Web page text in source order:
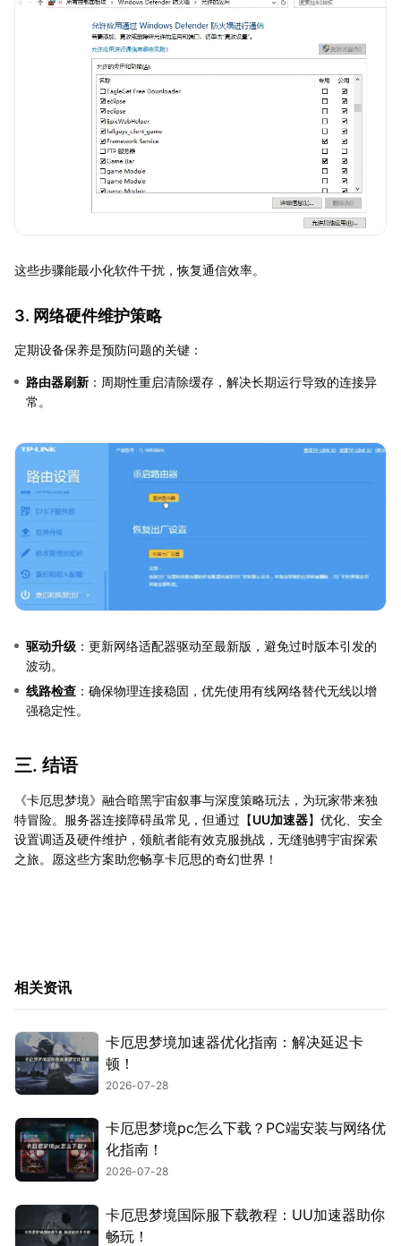
这些步骤能最小化软件干扰，恢复通信效率。
3. 网络硬件维护策略
定期设备保养是预防问题的关键：
路由器刷新 ：周期性重启清除缓存，解决长期运行导致的连接异
常。
驱动升级 ：更新网络适配器驱动至最新版，避免过时版本引发的
波动。
线路检查 ：确保物理连接稳固，优先使用有线网络替代无线以增
强稳定性。
三. 结语
《卡厄思梦境》融合暗黑宇宙叙事与深度策略玩法，为玩家带来独
特冒险。服务器连接障碍虽常见，但通过【UU加速器】优化、安全
设置调适及硬件维护，领航者能有效克服挑战，无缝驰骋宇宙探索
之旅。愿这些方案助您畅享卡厄思的奇幻世界！
相关资讯
卡厄思梦境加速器优化指南：解决延迟卡
顿！
2026-07-28
卡厄思梦境pc怎么下载？PC端安装与网络优
化指南！
2026-07-28
卡厄思梦境国际服下载教程：UU加速器助你
畅玩！